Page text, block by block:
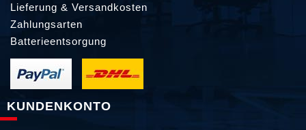
Lieferung & Versandkosten
Zahlungsarten
Batterieentsorgung
KUNDENKONTO